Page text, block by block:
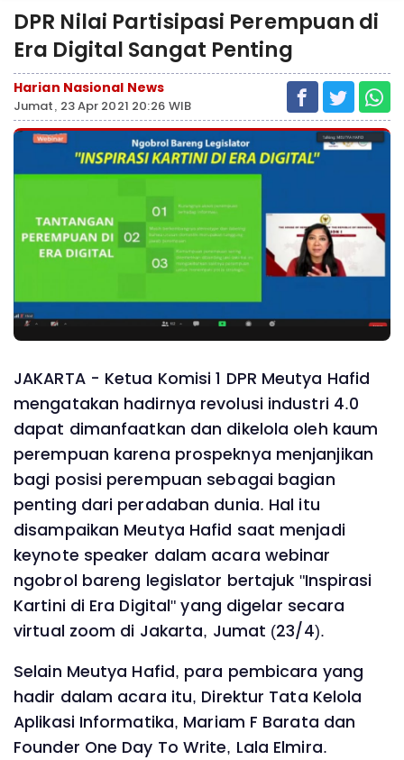
DPR Nilai Partisipasi Perempuan di
Era Digital Sangat Penting
Harian Nasional News
Jumat, 23 Apr 2021 20:26 WIB
JAKARTA - Ketua Komisi 1 DPR Meutya Hafid
mengatakan hadirnya revolusi industri 4.0
dapat dimanfaatkan dan dikelola oleh kaum
perempuan karena prospeknya menjanjikan
bagi posisi perempuan sebagai bagian
penting dari peradaban dunia. Hal itu
disampaikan Meutya Hafid saat menjadi
keynote speaker dalam acara webinar
ngobrol bareng legislator bertajuk "Inspirasi
Kartini di Era Digital" yang digelar secara
virtual zoom di Jakarta, Jumat (23/4).
Selain Meutya Hafid, para pembicara yang
hadir dalam acara itu, Direktur Tata Kelola
Aplikasi Informatika, Mariam F Barata dan
Founder One Day To Write, Lala Elmira.